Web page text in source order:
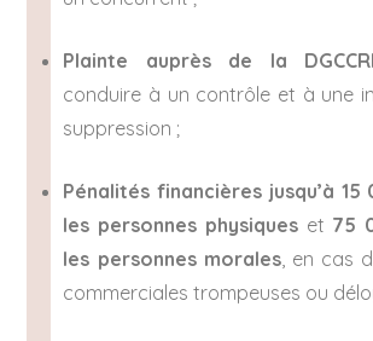
Plainte auprès de la
conduire à un contrôle et à une
suppression ;
Pénalités financières jusqu’à
les personnes physiqueset 75
les personnes morales, en cas
commerciales trompeuses ou